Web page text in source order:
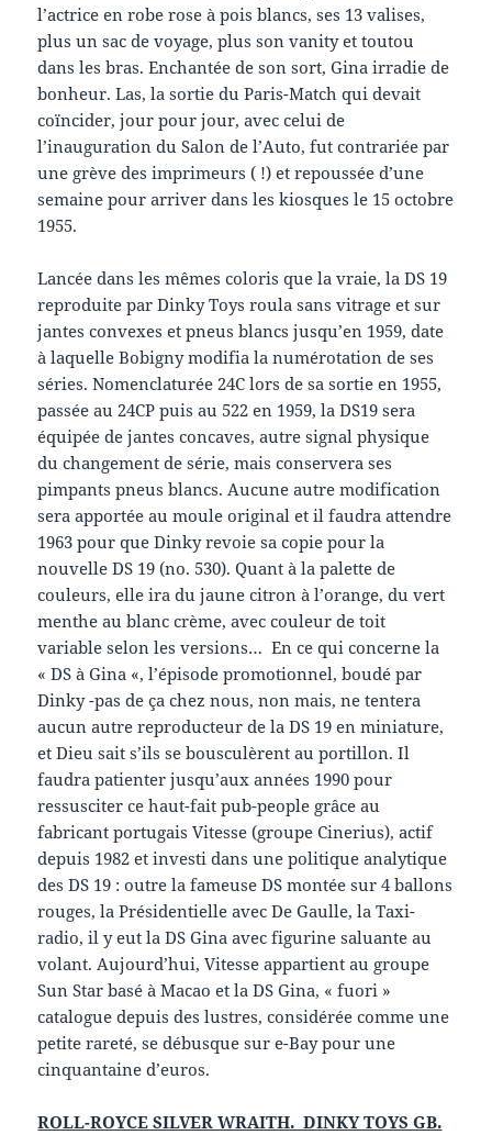
l’actrice en robe rose à pois blancs, ses 13 valises,
plus un sac de voyage, plus son vanity et toutou
dans les bras. Enchantée de son sort, Gina irradie de
bonheur. Las, la sortie du Paris-Match qui devait
coïncider, jour pour jour, avec celui de
l’inauguration du Salon de l’Auto, fut contrariée par
une grève des imprimeurs ( !) et repoussée d’une
semaine pour arriver dans les kiosques le 15 octobre
1955.
Lancée dans les mêmes coloris que la vraie, la DS 19
reproduite par Dinky Toys roula sans vitrage et sur
jantes convexes et pneus blancs jusqu’en 1959, date
à laquelle Bobigny modifia la numérotation de ses
séries. Nomenclaturée 24C lors de sa sortie en 1955,
passée au 24CP puis au 522 en 1959, la DS19 sera
équipée de jantes concaves, autre signal physique
du changement de série, mais conservera ses
pimpants pneus blancs. Aucune autre modification
sera apportée au moule original et il faudra attendre
1963 pour que Dinky revoie sa copie pour la
nouvelle DS 19 (no. 530). Quant à la palette de
couleurs, elle ira du jaune citron à l’orange, du vert
menthe au blanc crème, avec couleur de toit
variable selon les versions… En ce qui concerne la
« DS à Gina «, l’épisode promotionnel, boudé par
Dinky -pas de ça chez nous, non mais, ne tentera
aucun autre reproducteur de la DS 19 en miniature,
et Dieu sait s’ils se bousculèrent au portillon. Il
faudra patienter jusqu’aux années 1990 pour
ressusciter ce haut-fait pub-people grâce au
fabricant portugais Vitesse (groupe Cinerius), actif
depuis 1982 et investi dans une politique analytique
des DS 19 : outre la fameuse DS montée sur 4 ballons
rouges, la Présidentielle avec De Gaulle, la Taxi-
radio, il y eut la DS Gina avec figurine saluante au
volant. Aujourd’hui, Vitesse appartient au groupe
Sun Star basé à Macao et la DS Gina, « fuori »
catalogue depuis des lustres, considérée comme une
petite rareté, se débusque sur e-Bay pour une
cinquantaine d’euros.
ROLL-ROYCE SILVER WRAITH. DINKY TOYS GB.